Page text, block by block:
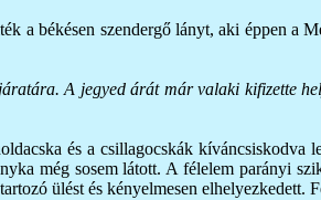
a békésen szendergő lányt, aki éppen a
A jegyed árát már valaki kifizette
és a csillagocskák
még sosem látott. A félelem parányi
ülést és kényelmesen elhelyezkedett.